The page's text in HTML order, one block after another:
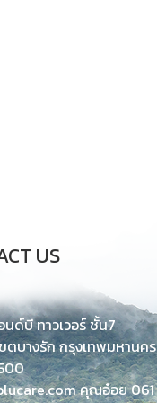
US
ด์บี ทาวเวอร์ ชั้น7
ตบางรัก กรุงเทพมหานคร
คุณอ๋อย 061